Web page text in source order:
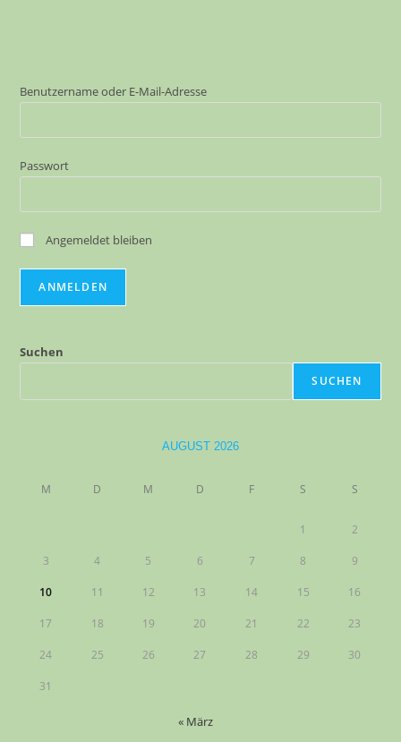
Benutzername oder E-Mail-Adresse
Passwort
Angemeldet bleiben
Suchen
SUCHEN
AUGUST 2026
M D M D F S S
1 2
3 4 5 6 7 8 9
10 11 12 13 14 15 16
17 18 19 20 21 22 23
24 25 26 27 28 29 30
31
« März